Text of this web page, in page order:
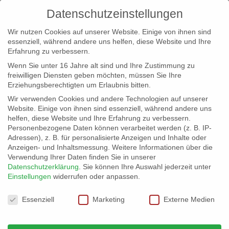
info@erfolgreich-events.de
+4940 46 777 230
Datenschutzeinstellungen
Wir nutzen Cookies auf unserer Website. Einige von ihnen sind
essenziell, während andere uns helfen, diese Website und Ihre
Erfahrung zu verbessern.
Wenn Sie unter 16 Jahre alt sind und Ihre Zustimmung zu
freiwilligen Diensten geben möchten, müssen Sie Ihre
Erziehungsberechtigten um Erlaubnis bitten.
Wir verwenden Cookies und andere Technologien auf unserer
Website. Einige von ihnen sind essenziell, während andere uns
helfen, diese Website und Ihre Erfahrung zu verbessern.
Personenbezogene Daten können verarbeitet werden (z. B. IP-
Adressen), z. B. für personalisierte Anzeigen und Inhalte oder
Anzeigen- und Inhaltsmessung. Weitere Informationen über die
Verwendung Ihrer Daten finden Sie in unserer
Datenschutzerklärung
Sie können Ihre Auswahl jederzeit unter
Einstellungen widerrufen oder anpassen.
Datenschutzeinstellungen
Essenziell Marketing Externe Medien